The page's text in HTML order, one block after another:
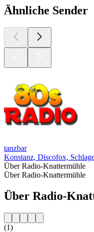
Ähnliche Sender
tanzbar
Konstanz, Discofox,
Über Radio-Knattermühle
Über Radio-Knattermühle
Über Radio-
(1)